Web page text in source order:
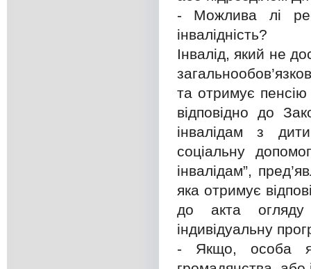
- Можлива лі
інвалідність?
Інвалід, який не
та отримує пенсію
відповідно до
інвалідам з
соціальну
інвалідам”,
яка отримує
до акта огляду
індивідуальну
- Якщо, особа